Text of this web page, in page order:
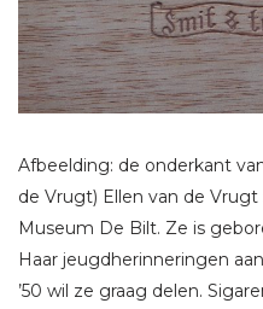
Afbeelding: de onderkant
de Vrugt) Ellen van de
Museum De Bilt. Ze is
Haar jeugdherinneringen
’50 wil ze graag delen.